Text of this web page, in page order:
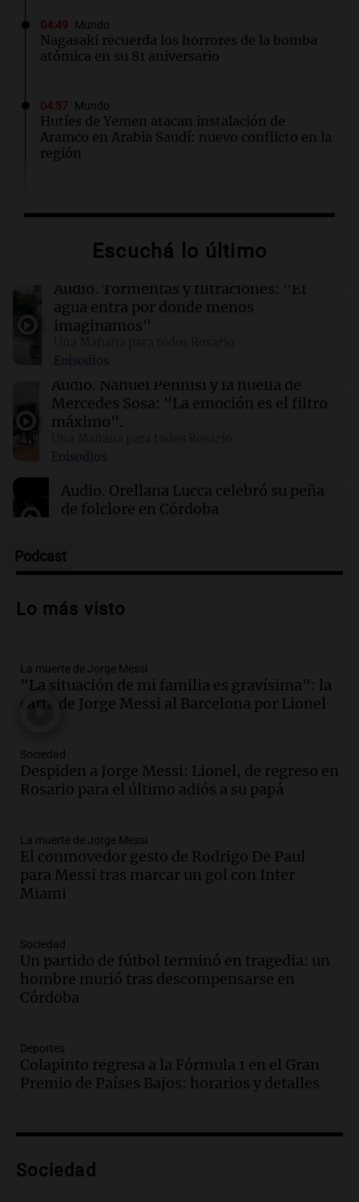
04:49 Mundo
Nagasaki recuerda los horrores de la bomba
atómica en su 81 aniversario
04:37 Mundo
Hutíes de Yemen atacan instalación de
Aramco en Arabia Saudí: nuevo conflicto en la
región
Incendios forestales en Indonesia: se
Bromo Tengger Semeru
Chipre iniciará suministro de gas natural a
Europa en marzo de 2028, según su ministro
02:13 Mundo
Más de 1.300 vuelos cancelados en Shanghái
ante la llegada del tifón Dolphin
02:03
Airbnb acelera el lanzamiento de funciones
gracias a la inteligencia artificial en su
Escuchá lo último
Audio. Tormentas y filtraciones: "El
agua entra por donde menos
imaginamos"
Episodios
Audio. Nahuel Pennisi y la huella de
Mercedes Sosa: "La emoción es el filtro
máximo".
Episodios
Audio. Orellana Lucca celebró su peña
de folclore en Córdoba
Audio.Trágico accidente en Mendoza:
vehículos desde un puente
Audio.Tragedia en Mendoza: un muerto
y cinco heridos tras caer dos autos desde
un puente
Audio.Messi llegará esta noche a
Rosario para acompañar a su familia
Episodios
Audio.Ley de Propiedad Privada: el revés
en el Congreso expuso una debilidad
comunicacional del Gobierno
Episodios
Audio.Casabindo se prepara para una
celebración única: 30.000 turistas y el
tradicional Toreo de la Vincha
Audio. Borges, abogada de Pourrain:
"Tres hombres se lo llevaron para
hacerle preguntas y nunca regresó"
Episodios
metros del río Suquía y retiraron hasta
Podcast
Lo más visto
La muerte de Jorge Messi
"La situación de mi familia es gravísima": la
carta de Jorge Messi al Barcelona por Lionel
Sociedad
Despiden a Jorge Messi: Lionel, de regreso en
Rosario para el último adiós a su papá
La muerte de Jorge Messi
El conmovedor gesto de Rodrigo De Paul
para Messi tras marcar un gol con Inter
Miami
Sociedad
Un partido de fútbol terminó en tragedia: un
hombre murió tras descompensarse en
Córdoba
Deportes
Colapinto regresa a la Fórmula 1 en el Gran
Premio de Países Bajos: horarios y detalles
Sociedad